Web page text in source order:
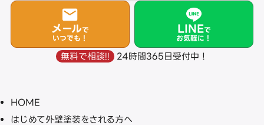
メールで
いつでも！
LINEで
お気軽に！
無料で相談!! 24時間365日受付中！
HOME
はじめて外壁塗装をされる方へ